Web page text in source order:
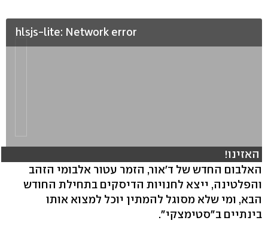
hlsjs-lite: Network error
האזינו!
האלבום החדש של ד'אור, הזמר עטור אלבומי הזהב
והפלטינה, ייצא לחנויות הדיסקים בתחילת החודש
הבא, ומי שלא מסוגל להמתין יוכל למצוא אותו
בינתיים ב"סטימצקי".